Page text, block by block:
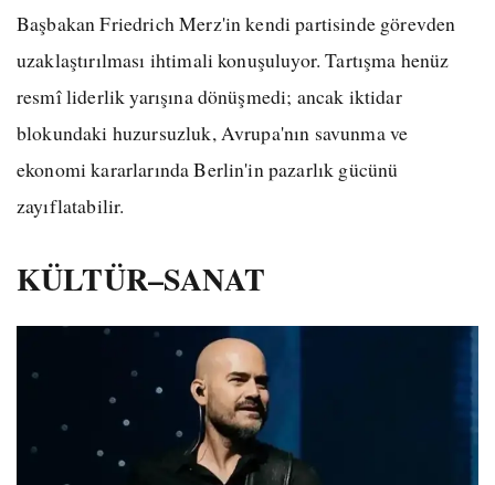
Başbakan Friedrich Merz'in kendi partisinde görevden
uzaklaştırılması ihtimali konuşuluyor. Tartışma henüz
resmî liderlik yarışına dönüşmedi; ancak iktidar
blokundaki huzursuzluk, Avrupa'nın savunma ve
ekonomi kararlarında Berlin'in pazarlık gücünü
zayıflatabilir.
KÜLTÜR–SANAT